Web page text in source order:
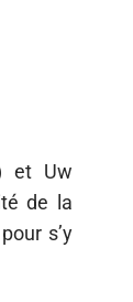
et Uw
de la
s’y